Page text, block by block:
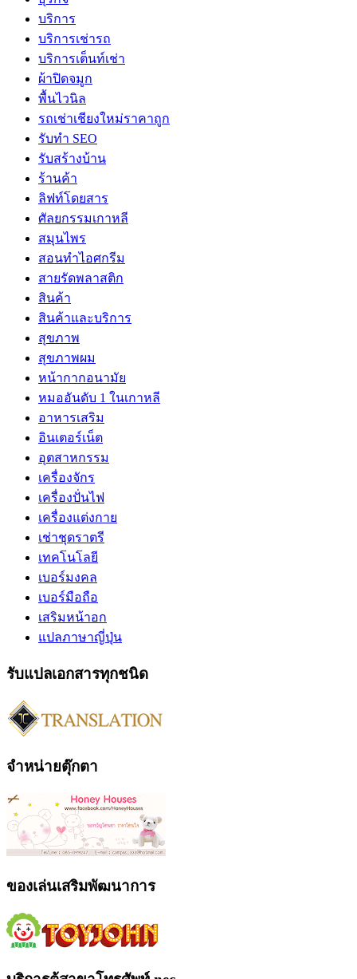
บริการ
บริการเช่ารถ
บริการเต็นท์เช่า
ผ้าปิดจมูก
พื้นไวนิล
รถเช่าเชียงใหม่ราคาถูก
รับทำ SEO
รับสร้างบ้าน
ร้านค้า
ลิฟท์โดยสาร
ศัลยกรรมเกาหลี
สมุนไพร
สอนทำไอศกรีม
สายรัดพลาสติก
สินค้า
สินค้าและบริการ
สุขภาพ
สุขภาพผม
หน้ากากอนามัย
หมออันดับ 1 ในเกาหลี
อาหารเสริม
อินเตอร์เน็ต
อุตสาหกรรม
เครื่องจักร
เครื่องปั่นไฟ
เครื่องแต่งกาย
เช่าชุดราตรี
เทคโนโลยี
เบอร์มงคล
เบอร์มือถือ
เสริมหน้าอก
แปลภาษาญี่ปุ่น
รับแปลเอกสารทุกชนิด
จำหน่ายตุ๊กตา
ของเล่นเสริมพัฒนาการ